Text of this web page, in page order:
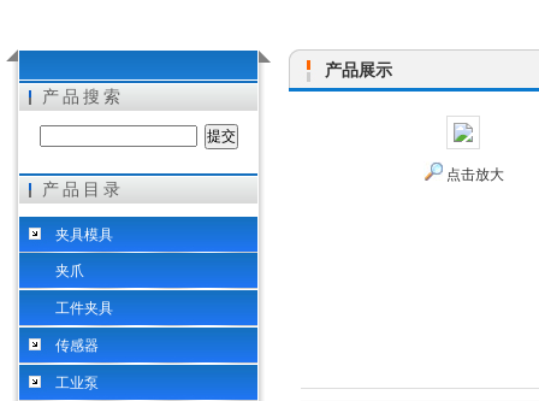
希而科工业控制设备（上海）有限公司
产品搜索
产品目录
夹具模具
夹爪
工件夹具
传感器
工业泵
产品展示
点击放大